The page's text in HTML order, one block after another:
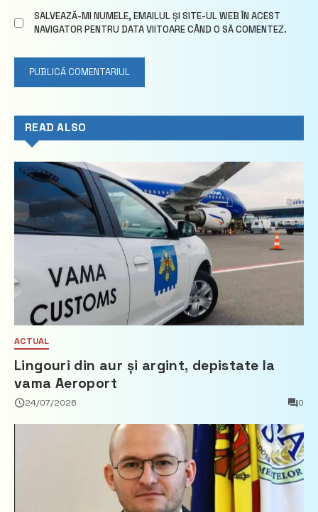
SALVEAZĂ-MI NUMELE, EMAILUL ȘI SITE-UL WEB ÎN ACEST
NAVIGATOR PENTRU DATA VIITOARE CÂND O SĂ COMENTEZ.
READ ALSO
ACTUAL
Lingouri din aur și argint, depistate la
vama Aeroport
24/07/2026 0